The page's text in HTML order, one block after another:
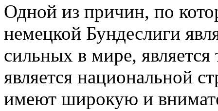
Одной из причин, по
немецкой Бундеслиги
сильных в мире,
является национальной
имеют широкую и